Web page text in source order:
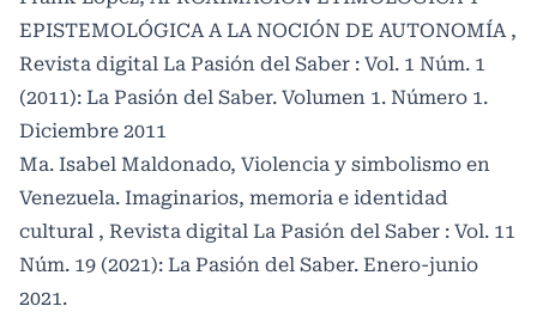
EPISTEMOLÓGICA A LA NOCIÓN DE AUTONOMÍA ,
Revista digital La Pasión del Saber : Vol. 1 Núm. 1
(2011): La Pasión del Saber. Volumen 1. Número 1.
Diciembre 2011
Ma. Isabel Maldonado, Violencia y simbolismo en
Venezuela. Imaginarios, memoria e identidad
cultural , Revista digital La Pasión del Saber : Vol. 11
Núm. 19 (2021): La Pasión del Saber. Enero-junio
2021.